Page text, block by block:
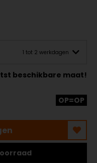
1 tot 2 werkdagen
beschikbare maat!
OP=OP